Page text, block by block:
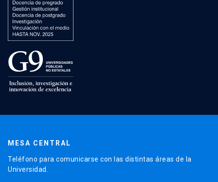
MESA CENTRAL
Teléfono para comunicarse con las distintas áreas de la
Universidad.